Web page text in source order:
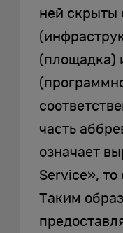
ней скрыты
(площадка)
часть
означает
Service», то
Таким